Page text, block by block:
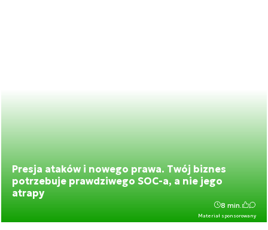
Presja ataków i nowego prawa. Twój biznes
potrzebuje prawdziwego SOC-a, a nie jego
atrapy
Materiał sponsorowany
8 min.